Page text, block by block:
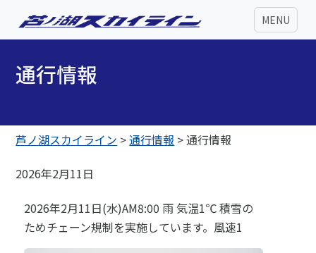
MENU
通行情報
芦ノ湖スカイライン >通行情報 >通行情報
2026年2月11日
2026年2月11日(水)AM8:00 雨 気温1℃ 積雪の
ためチェーン規制を実施しています。風速1